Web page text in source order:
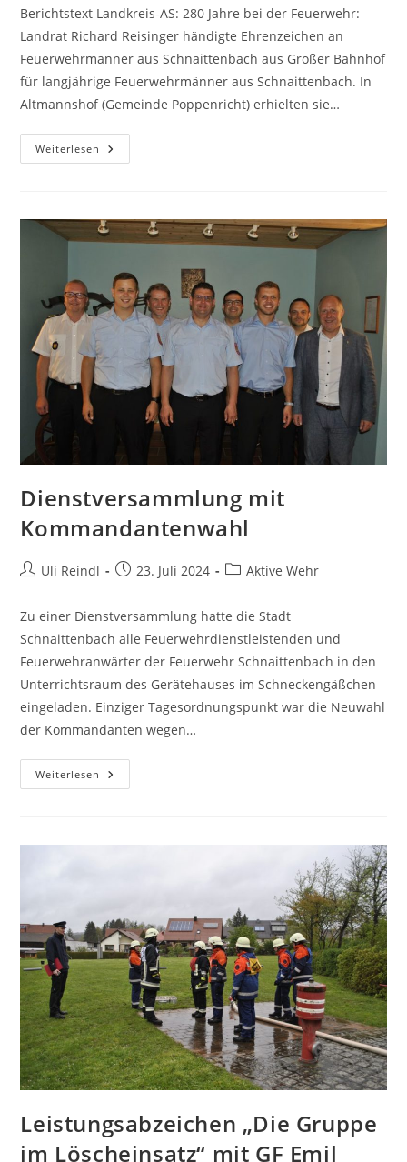
Berichtstext Landkreis-AS: 280 Jahre bei der Feuerwehr:
Landrat Richard Reisinger händigte Ehrenzeichen an
Feuerwehrmänner aus Schnaittenbach aus Großer Bahnhof
für langjährige Feuerwehrmänner aus Schnaittenbach. In
Altmannshof (Gemeinde Poppenricht) erhielten sie…
Weiterlesen
Dienstversammlung mit
Kommandantenwahl
Uli Reindl 23. Juli 2024 Aktive Wehr
Zu einer Dienstversammlung hatte die Stadt
Schnaittenbach alle Feuerwehrdienstleistenden und
Feuerwehranwärter der Feuerwehr Schnaittenbach in den
Unterrichtsraum des Gerätehauses im Schneckengäßchen
eingeladen. Einziger Tagesordnungspunkt war die Neuwahl
der Kommandanten wegen…
Weiterlesen
Leistungsabzeichen „Die Gruppe
im Löscheinsatz“ mit GF Emil